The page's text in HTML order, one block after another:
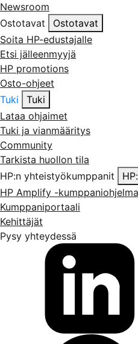
Newsroom
Ostotavat
Ostotavat
Soita HP-edustajalle
Etsi jälleenmyyjä
HP promotions
Osto-ohjeet
Tuki
Tuki
Lataa ohjaimet
Tuki ja vianmääritys
Community
Tarkista huollon tila
HP:n yhteistyökumppanit
HP Amplify -kumppaniohjelma
Kumppaniportaali
Kehittäjät
Pysy yhteydessä